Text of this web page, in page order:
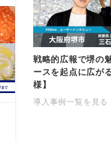
戦略的広報で堺の
ースを起点に広が
様】
導入事例一覧を見る